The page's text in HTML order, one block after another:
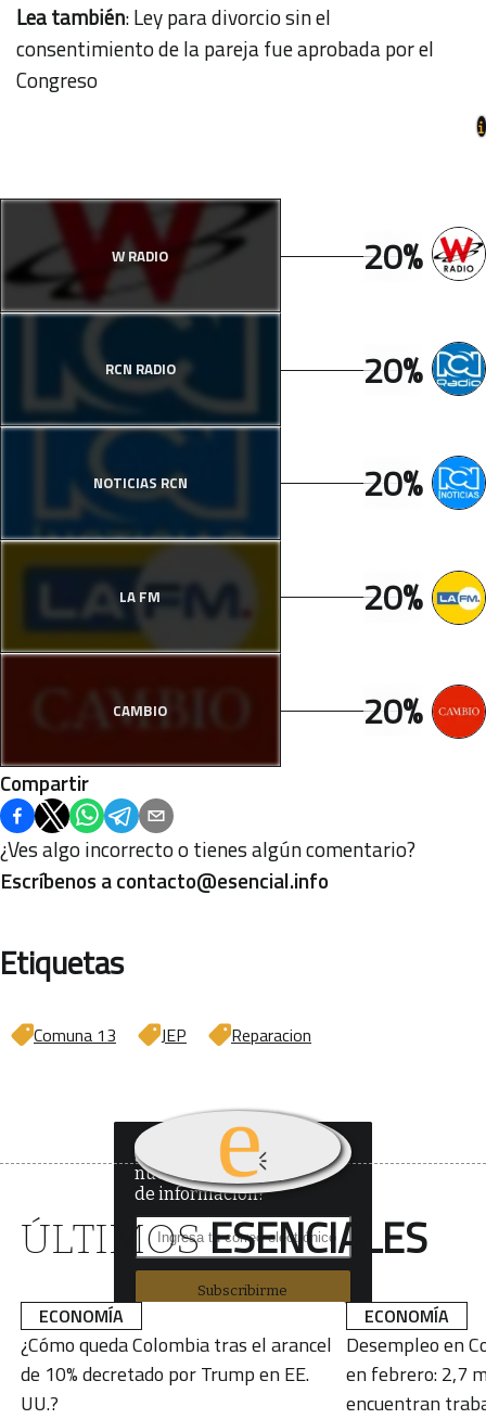
Lea también:Ley para divorcio sin el
consentimiento de la pareja fue aprobada por el
Congreso
W RADIO
RCN RADIO
NOTICIAS RCN
LA FM
CAMBIO
20%
20%
20%
20%
20%
Compartir
¿Ves algo incorrecto o tienes algún comentario?
Escríbenos acontacto@esencial.info
Etiquetas
Comuna 13 JEP Reparacion
¿Quieres recibir
nuestro boletín
de información?
Subscribirme
ÚLTIMOSESENCIALES
ECONOMÍA
¿Cómo queda Colombia tras el arancel
de 10% decretado por Trump en EE.
UU.?
ECONOMÍA
Desempleo en
en febrero: 2,7
encuentran